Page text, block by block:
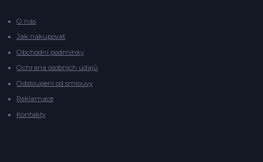
O nás
Jak nakupovat
Obchodní podmínky
Ochrana osobních údajů
Odstoupení od smlouvy
Reklamace
Kontakty